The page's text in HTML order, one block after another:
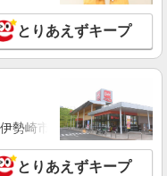
詳細を見る
とりあえずキープ
勢崎市・太田市・館林市
とりあえずキープ